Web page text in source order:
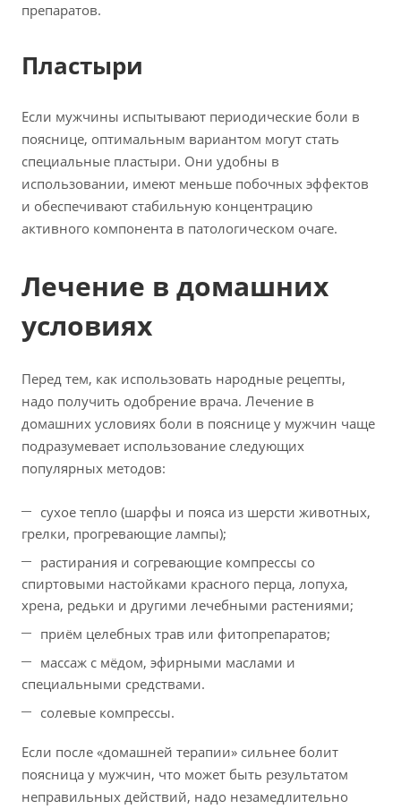
препаратов.
Пластыри
Если мужчины испытывают периодические боли в
пояснице, оптимальным вариантом могут стать
специальные пластыри. Они удобны в
использовании, имеют меньше побочных эффектов
и обеспечивают стабильную концентрацию
активного компонента в патологическом очаге.
Лечение в домашних
условиях
Перед тем, как использовать народные рецепты,
надо получить одобрение врача. Лечение в
домашних условиях боли в пояснице у мужчин чаще
подразумевает использование следующих
популярных методов:
сухое тепло (шарфы и пояса из шерсти животных,
грелки, прогревающие лампы);
растирания и согревающие компрессы со
спиртовыми настойками красного перца, лопуха,
хрена, редьки и другими лечебными растениями;
приём целебных трав или фитопрепаратов;
массаж с мёдом, эфирными маслами и
специальными средствами.
солевые компрессы.
Если после «домашней терапии» сильнее болит
поясница у мужчин, что может быть результатом
неправильных действий, надо незамедлительно